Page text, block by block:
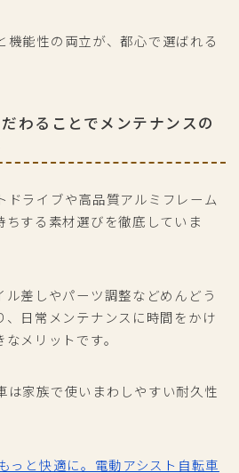
機能性の両立が、都心で選ばれる
わることでメンテナンスの
ドライブや高品質アルミフレーム
ちする素材選びを徹底していま
ル差しやパーツ調整などめんどう
、日常メンテナンスに時間をかけ
メリットです。
は家族で使いまわしやすい耐久性
っと快適に。電動アシスト自転車